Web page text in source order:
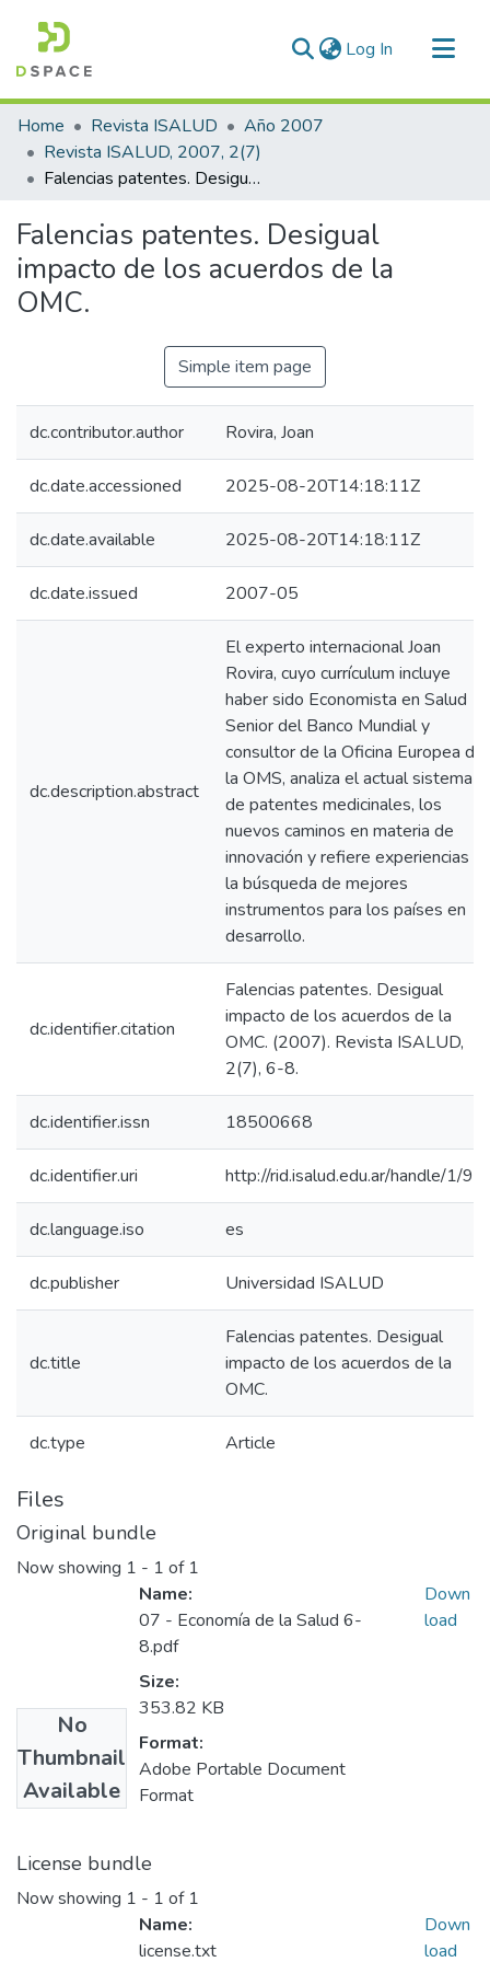
Log In (current)
Communities & Collections
All of DSpace
Statistics
Home Revista ISALUD
Año 2007
Revista ISALUD, 2007, 2(7)
Falencias patentes. Desigual impacto de los acuerdos de la OMC.
Falencias patentes. Desigual
impacto de los acuerdos de la
OMC.
Simple item page
dc.contributor.author Rovira, Joan
dc.date.accessioned 2025-08-20T14:18:11Z
dc.date.available 2025-08-20T14:18:11Z
dc.date.issued 2007-05
dc.description.abstract
El experto internacional Joan
Rovira, cuyo currículum incluye
haber sido Economista en Salud
Senior del Banco Mundial y
consultor de la Oficina Europea de
la OMS, analiza el actual sistema
de patentes medicinales, los
nuevos caminos en materia de
innovación y refiere experiencias
la búsqueda de mejores
instrumentos para los países en
desarrollo.
dc.identifier.citation
Falencias patentes. Desigual
impacto de los acuerdos de la
OMC. (2007). Revista ISALUD,
2(7), 6-8.
dc.identifier.issn 18500668
dc.identifier.uri http://rid.isalud.edu.ar/handle/1/
dc.language.iso es
dc.publisher Universidad ISALUD
dc.title
Falencias patentes. Desigual
impacto de los acuerdos de la
OMC.
dc.type Article
Files
Original bundle
Now showing 1 - 1 of 1
No
Thumbnail
Available
Name:
07 - Economía de la Salud 6-
8.pdf
Size:
353.82 KB
Format:
Adobe Portable Document
Format
Down
load
License bundle
Now showing 1 - 1 of 1
Name:
license.txt
Down
load